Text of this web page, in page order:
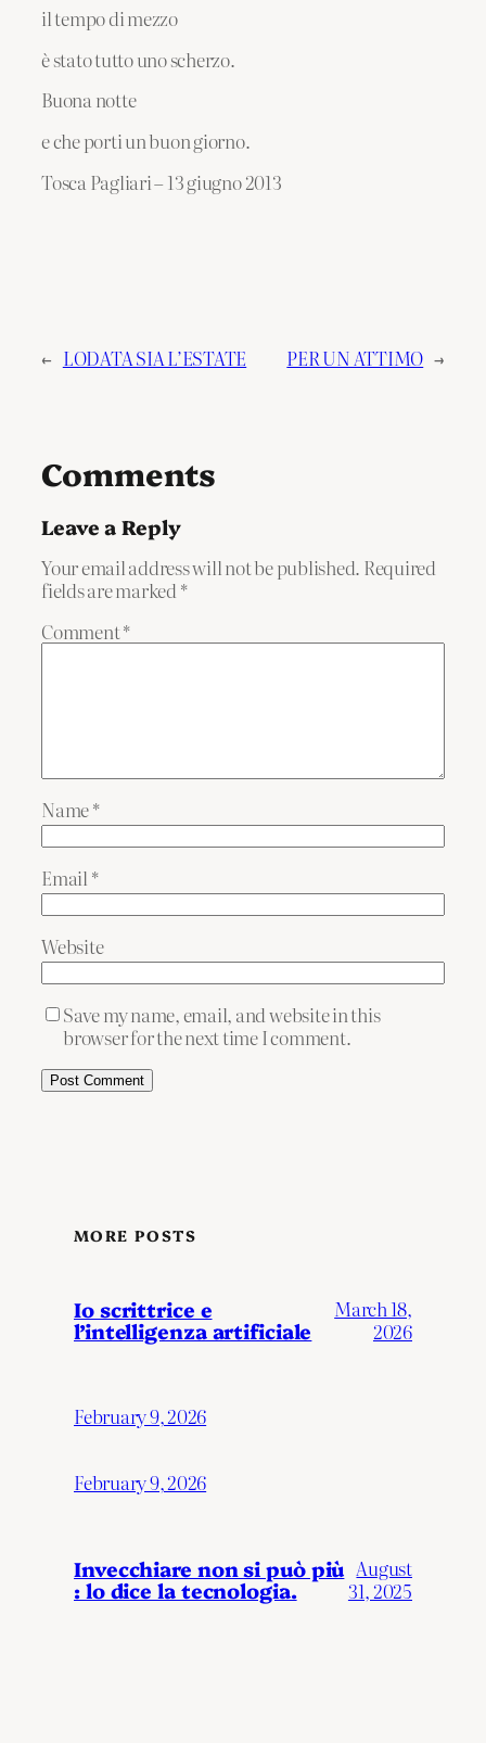
il tempo di mezzo
è stato tutto uno scherzo.
Buona notte
e che porti un buon giorno.
Tosca Pagliari – 13 giugno 2013
← LODATA SIA L’ESTATE PER UN ATTIMO →
Comments
Leave a Reply
Your email address will not be published. Required
fields are marked*
Comment*
Name*
Email *
Website
Save my name, email, and website in this
browser for the next time I comment.
MORE POSTS
Io scrittrice e
l’intelligenza artificiale
March 18,
2026
February 9, 2026
February 9, 2026
Invecchiare non si può più
: lo dice la tecnologia.
August
31, 2025